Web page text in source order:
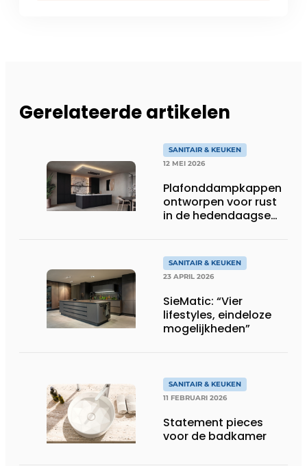
Gerelateerde artikelen
SANITAIR & KEUKEN
12 MEI 2026
Plafonddampkappen
ontworpen voor rust
in de hedendaagse
SANITAIR & KEUKEN
23 APRIL 2026
SieMatic: “Vier
lifestyles, eindeloze
mogelijkheden”
SANITAIR & KEUKEN
11 FEBRUARI 2026
Statement pieces
voor de badkamer